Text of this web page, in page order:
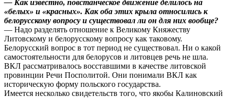
— Как известно, повстанческое движение делилось на
«белых» и «красных». Как оба этих крыла относились к
белорусскому вопросу и существовал ли он для них вообще?
— Надо разделять отношение к Великому Княжеству
Литовскому и белорусскому вопросу как таковому.
Белорусский вопрос в тот период не существовал. Ни о какой
самостоятельности для белорусов и литовцев речь не шла.
ВКЛ рассматривалось восставшими в качестве литовской
провинции Речи Посполитой. Они понимали ВКЛ как
историческую форму польского государства.
Имеется несколько свидетельств того, что якобы Калиновский